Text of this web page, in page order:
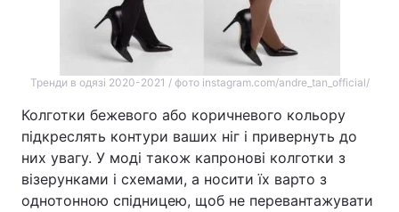
Тренди в одязі 2020-2021 / фото instagram.com/andre_tan_official/
Колготки бежевого або коричневого кольору
підкреслять контури ваших ніг і привернуть до
них увагу. У моді також капронові колготки з
візерунками і схемами, а носити їх варто з
однотонною спідницею, щоб не перевантажувати